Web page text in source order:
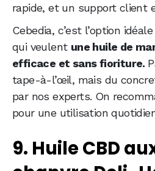
rapide, et un support client
Cebedia, c’est l’option
qui veulent une huile de
efficace et sans fioriture.
tape-à-l’œil, mais du
par nos experts. On
pour une utilisation
9. Huile CBD